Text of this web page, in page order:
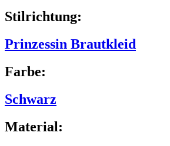
Stilrichtung:
Prinzessin Brautkleid
Farbe:
Schwarz
Material: